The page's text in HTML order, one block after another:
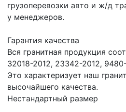
грузоперевозки авто и ж/д
у менеджеров.
Гарантия качества
Вся гранитная продукция
32018-2012, 23342-2012,
Это характеризует наш
высочайшего качества.
Нестандартный размер